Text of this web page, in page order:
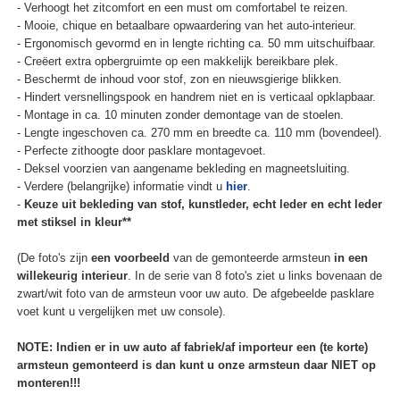
- Verhoogt het zitcomfort en een must om comfortabel te reizen.
- Mooie, chique en betaalbare opwaardering van het auto-interieur.
- Ergonomisch gevormd en in lengte richting ca. 50 mm uitschuifbaar.
- Creëert extra opbergruimte op een makkelijk bereikbare plek.
- Beschermt de inhoud voor stof, zon en nieuwsgierige blikken.
- Hindert versnellingspook en handrem niet en is verticaal opklapbaar.
- Montage in ca. 10 minuten zonder demontage van de stoelen.
- Lengte ingeschoven ca. 270 mm en breedte ca. 110 mm (bovendeel).
- Perfecte zithoogte door pasklare montagevoet.
- Deksel voorzien van aangename bekleding en magneetsluiting.
- Verdere (belangrijke) informatie vindt u hier.
- Keuze uit bekleding van stof, kunstleder, echt leder en echt leder
met stiksel in kleur**
(De foto's zijn een voorbeeld van de gemonteerde armsteun in een
willekeurig interieur. In de serie van 8 foto's ziet u links bovenaan de
zwart/wit foto van de armsteun voor uw auto. De afgebeelde pasklare
voet kunt u vergelijken met uw console).
NOTE: Indien er in uw auto af fabriek/af importeur een (te korte)
armsteun gemonteerd is dan kunt u onze armsteun daar NIET op
monteren!!!